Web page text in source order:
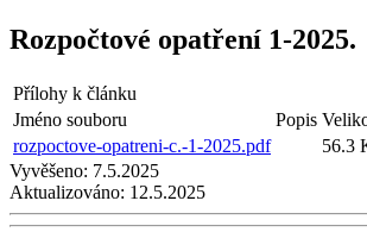
Rozpočtové opatření 1-2025.
Přílohy k článku
Jméno souboru
Popis
rozpoctove-opatreni-c.-1-2025.pdf
56.3
Vyvěšeno: 7.5.2025
Aktualizováno: 12.5.2025